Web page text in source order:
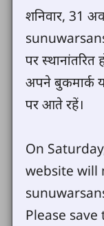
Mark 1:1-
Share
शनिवार, 31
पर
अपने बुकमार्क
पर आते रहें।
On
website will
Please